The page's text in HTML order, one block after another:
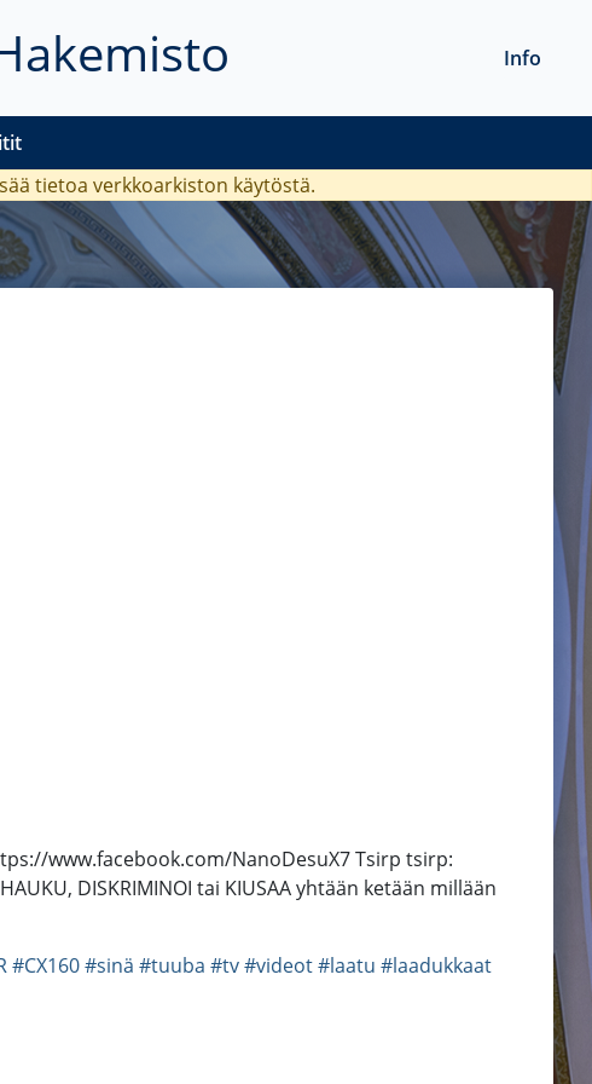
Info
tietoa verkkoarkiston käytöstä.
www.facebook.com/NanoDesuX7 Tsirp tsirp:
DISKRIMINOI tai KIUSAA yhtään ketään millään
#CX160#sinä #tuuba #tv#videot#laatu #laadukkaat